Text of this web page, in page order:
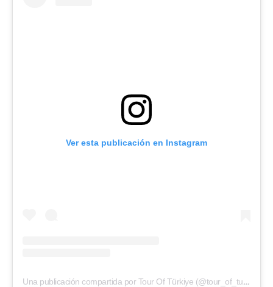
Ver esta publicación en Instagram
Una publicación compartida por Tour Of Türkiye (@tour_of_turkiye)